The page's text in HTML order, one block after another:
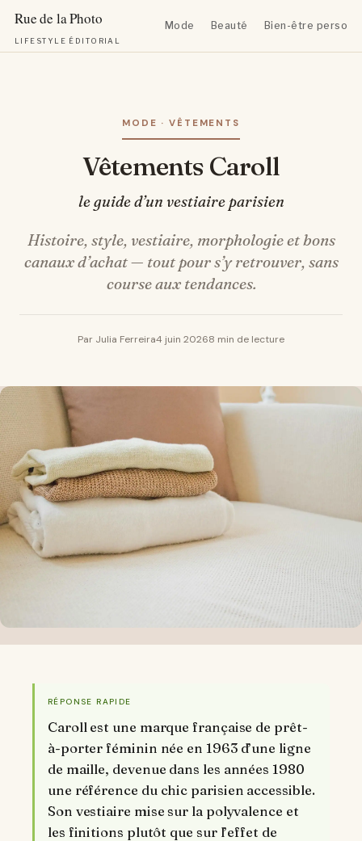
LIFESTYLE ÉDITORIAL
Mode Beauté Bien-être
MODE · VÊTEMENTS
Vêtements Caroll
le guide d’un vestiaire parisien
Histoire, style, vestiaire, morphologie et bons
canaux d’achat — tout pour s’y retrouver, sans
course aux tendances.
Par Julia Ferreira4 juin 20268 min de lecture
RÉPONSE RAPIDE
Caroll est une marque française de prêt-
à-porter féminin née en 1963 d’une ligne
de maille, devenue dans les années 1980
une référence du chic parisien accessible.
Son vestiaire mise sur la polyvalence et
les finitions plutôt que sur l’effet de